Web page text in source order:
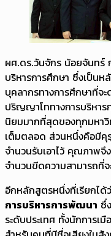
ผศ.ดร.วันจักร น้อยจันทร์
บริหารการศึกษา ซึ่งเป็น
บุคลากรทางการศึกษาที่จ
ปริญญาโททางการบริหา
นิยมมากที่สุดของทุกมหาวิ
เต็มตลอด ส่วนหนึ่งคือมี
จำนวนรับเอาไว้ คุณภาพ
จำนวนขีดความสามารถ
อีกหลักสูตรหนึ่งที่เรียกได้
การบริหารการพัฒนา ซึ่
ระดับประเทศ ทั้งนักการเ